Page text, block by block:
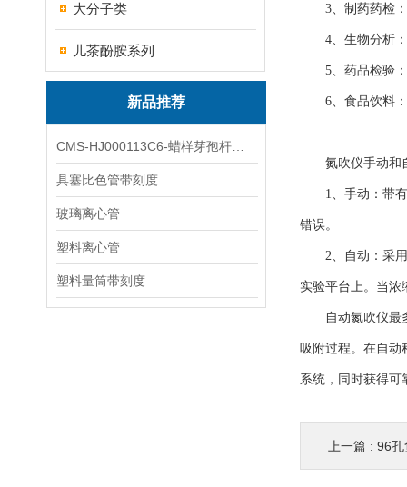
大分子类
儿茶酚胺系列
新品推荐
具塞比色管带刻度
玻璃离心管
塑料离心管
塑料量筒带刻度
3、制药药检：
4、生物分析：
5、药品检验：
6、食品饮料：
氮吹仪手动和
1、手动：带有
错误。
2、自动：采用*
实验平台上。当浓
自动氮吹仪最多
吸附过程。在自动
系统，同时获得可
上一篇 : 96孔